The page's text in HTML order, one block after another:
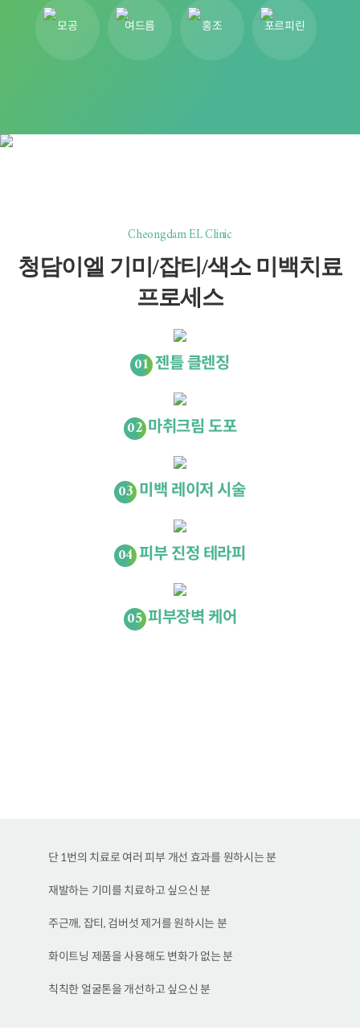
모공 여드름 홍조 포르피린
Cheongdam EL Clinic
청담이엘 기미/잡티/색소 미백치료
프로세스
01 젠틀 클렌징
02 마취크림 도포
03 미백 레이저 시술
04 피부 진정 테라피
05 피부장벽 케어
단 1번의 치료로 여러 피부 개선 효과를 원하시는 분
재발하는 기미를 치료하고 싶으신 분
주근깨, 잡티, 검버섯 제거를 원하시는 분
화이트닝 제품을 사용해도 변화가 없는 분
칙칙한 얼굴톤을 개선하고 싶으신 분